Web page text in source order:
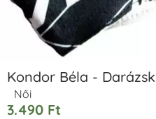
Kondor Béla -
Női
3.490 Ft